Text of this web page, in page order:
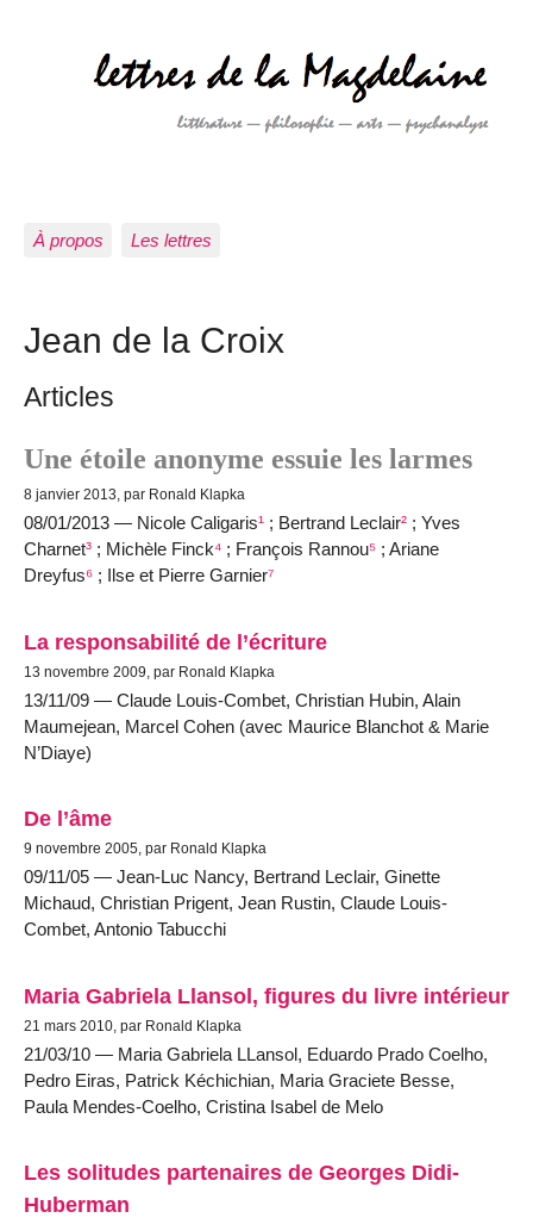
À propos Les lettres
Jean de la Croix
Articles
Une étoile anonyme essuie les larmes
8 janvier 2013, par Ronald Klapka
08/01/2013 — Nicole Caligaris¹ ; Bertrand Leclair² ; Yves
Charnet³ ; Michèle Finck⁴ ; François Rannou⁵ ; Ariane
Dreyfus⁶ ; Ilse et Pierre Garnier⁷
La responsabilité de l’écriture
13 novembre 2009, par Ronald Klapka
13/11/09 — Claude Louis-Combet, Christian Hubin, Alain
Maumejean, Marcel Cohen (avec Maurice Blanchot & Marie
N’Diaye)
De l’âme
9 novembre 2005, par Ronald Klapka
09/11/05 — Jean-Luc Nancy, Bertrand Leclair, Ginette
Michaud, Christian Prigent, Jean Rustin, Claude Louis-
Combet, Antonio Tabucchi
Maria Gabriela Llansol, figures du livre intérieur
21 mars 2010, par Ronald Klapka
21/03/10 — Maria Gabriela LLansol, Eduardo Prado Coelho,
Pedro Eiras, Patrick Kéchichian, Maria Graciete Besse,
Paula Mendes-Coelho, Cristina Isabel de Melo
Les solitudes partenaires de Georges Didi-
Huberman